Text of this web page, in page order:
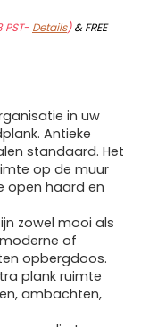
PST- Details)&FREE
in uw
Antieke
standaard. Het
op de muur
open haard en
zowel mooi als
of
opbergdoos.
plank ruimte
ambachten,